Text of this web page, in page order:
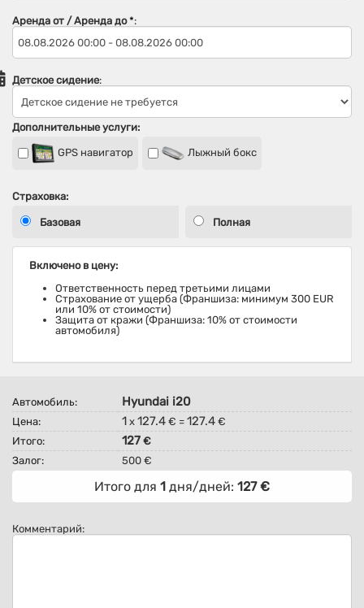
Аренда от / Аренда до *:
Детское сидение:
Дополнительные услуги:
GPS навигатор Лыжный бокс
Страховка:
Базовая Полная
Включено в цену:
Ответственность перед третьими лицами
Страхование от ущерба (Франшиза: минимум 300 EUR
или 10% от стоимости)
Защита от кражи (Франшиза: 10% от стоимости
автомобиля)
Автомобиль: Hyundai i20
Цена: 1 x 127.4 € = 127.4 €
Итого:
127 €
Залог:
500 €
Итого для 1 дня/дней: 127€
Комментарий: